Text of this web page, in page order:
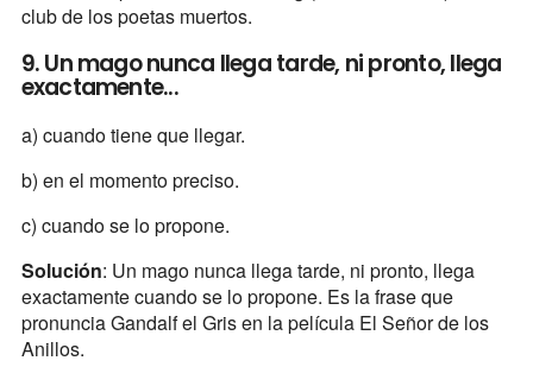
club de los poetas muertos.
9. Un mago nunca llega tarde, ni pronto, llega
exactamente...
a) cuando tiene que llegar.
b) en el momento preciso.
c) cuando se lo propone.
Solución: Un mago nunca llega tarde, ni pronto, llega
exactamente cuando se lo propone. Es la frase que
pronuncia Gandalf el Gris en la película El Señor de los
Anillos.